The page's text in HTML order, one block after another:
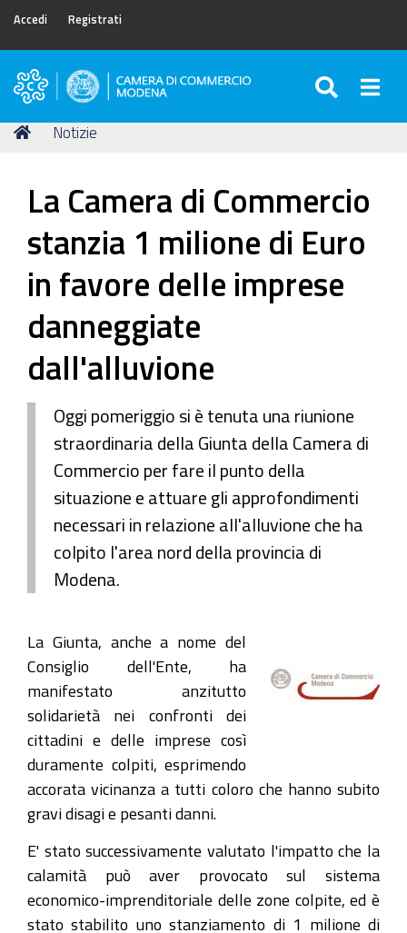
Accedi Registrati
Camera
Commercio
Tu
Home
Notizie
La Camera di Commercio
stanzia 1 milione di Euro
in favore delle imprese
danneggiate
dall'alluvione
Oggi pomeriggio si è tenuta una riunione
straordinaria della Giunta della Camera di
Commercio per fare il punto della
situazione e attuare gli approfondimenti
necessari in relazione all'alluvione che ha
colpito l'area nord della provincia di
Modena.
La Giunta, anche a nome del
Consiglio dell'Ente, ha
manifestato anzitutto
solidarietà nei confronti dei
cittadini e delle imprese così
duramente colpiti, esprimendo
accorata vicinanza a tutti coloro che hanno subito
gravi disagi e pesanti danni.
E' stato successivamente valutato l'impatto che la
calamità può aver provocato sul sistema
economico-imprenditoriale delle zone colpite, ed è
stato stabilito uno stanziamento di 1 milione di